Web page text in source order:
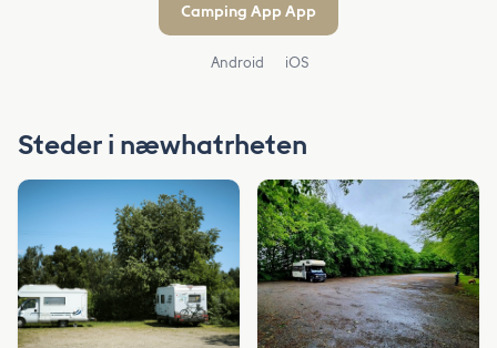
Camping App App
Android iOS
Steder i næwhatrheten